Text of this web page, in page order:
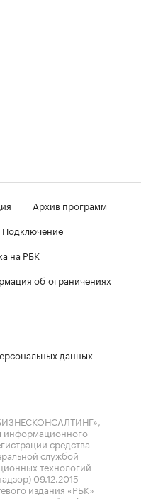
Архив программ
Подключение
на РБК
об ограничениях
данных
информационного
средства
службой
технологий
09.12.2015
издания «РБК»